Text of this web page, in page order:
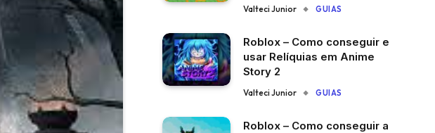
Valteci Junior GUIAS
Roblox – Como conseguir e
usar Relíquias em Anime
Story 2
Valteci Junior GUIAS
Roblox – Como conseguir a